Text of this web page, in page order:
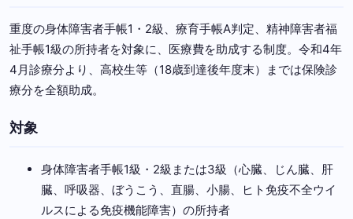
重度の身体障害者手帳1・2級、療育手帳A判定、精神障害者福
祉手帳1級の所持者を対象に、医療費を助成する制度。令和4年
4月診療分より、高校生等（18歳到達後年度末）までは保険診
療分を全額助成。
対象
身体障害者手帳1級・2級または3級（心臓、じん臓、肝
臓、呼吸器、ぼうこう、直腸、小腸、ヒト免疫不全ウイ
ルスによる免疫機能障害）の所持者